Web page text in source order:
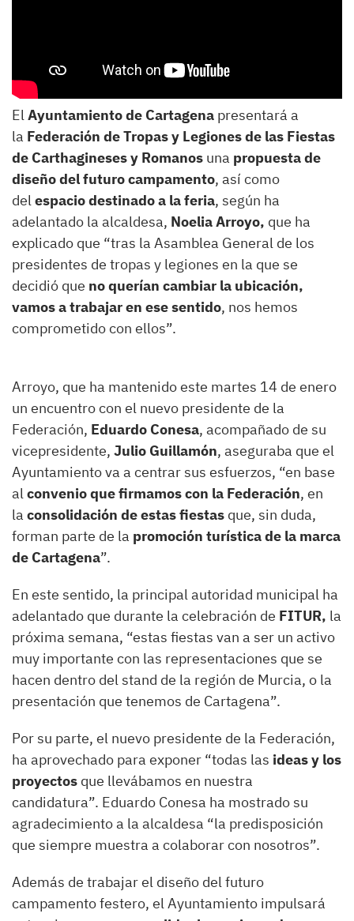
ElAyuntamiento de Cartagena presentará a
la Federación de Tropas y Legiones de las Fiestas
de Carthagineses y Romanos una propuesta de
diseño del futuro campamento, así como
delespacio destinado a la feria, según ha
adelantado la alcaldesa, Noelia Arroyo, que ha
explicado que “tras la Asamblea General de los
presidentes de tropas y legiones en la que se
decidió que no querían cambiar la ubicación,
vamos a trabajar en ese sentido, nos hemos
comprometido con ellos”.
Arroyo, que ha mantenido este martes 14 de enero
un encuentro con el nuevo presidente de la
Federación, Eduardo Conesa, acompañado de su
vicepresidente, Julio Guillamón, aseguraba que el
Ayuntamiento va a centrar sus esfuerzos, “en base
alconvenio que firmamos con la Federación, en
la consolidación de estas fiestas que, sin duda,
forman parte de la promoción turística de la marca
de Cartagena”.
En este sentido, la principal autoridad municipal ha
adelantado que durante la celebración de FITUR, la
próxima semana, “estas fiestas van a ser un activo
muy importante con las representaciones que se
hacen dentro del stand de la región de Murcia, o la
presentación que tenemos de Cartagena”.
Por su parte, el nuevo presidente de la Federación,
ha aprovechado para exponer “todas las ideas y los
proyectos que llevábamos en nuestra
candidatura”. Eduardo Conesa ha mostrado su
agradecimiento a la alcaldesa “la predisposición
que siempre muestra a colaborar con nosotros”.
Además de trabajar el diseño del futuro
campamento festero, el Ayuntamiento impulsará